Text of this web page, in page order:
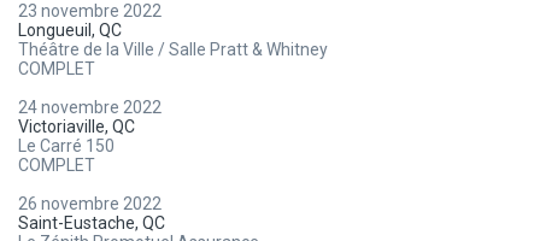
23 novembre 2022
Longueuil, QC
Théâtre de la Ville / Salle Pratt & Whitney
COMPLET
24 novembre 2022
Victoriaville, QC
Le Carré 150
COMPLET
26 novembre 2022
Saint-Eustache, QC